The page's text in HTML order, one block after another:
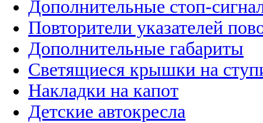
Дополнительные стоп-
Повторители указателей
Дополнительные габариты
Светящиеся крышки на
Накладки на капот
Детские автокресла